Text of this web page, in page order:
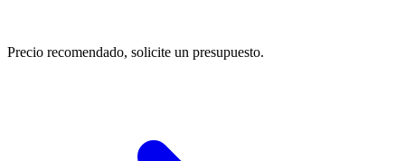
Precio recomendado, solicite un presupuesto.